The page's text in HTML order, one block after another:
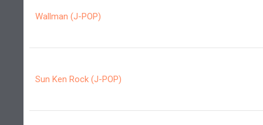
Wallman (J-POP)
Sun Ken Rock (J-POP)